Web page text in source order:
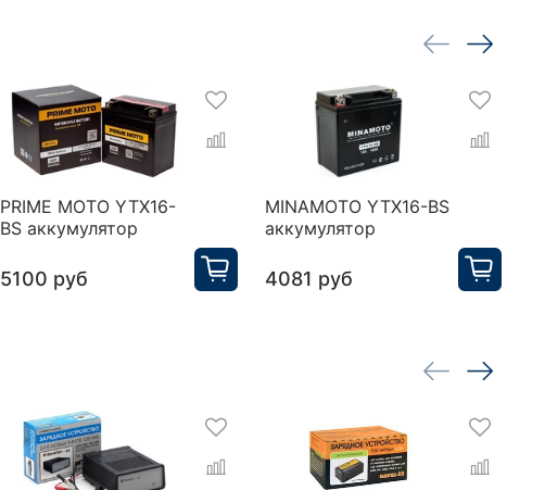
PRIME MOTO YTX16-
BS аккумулятор
5100 руб
MINAMOTO YTX16-BS
аккумулятор
4081 руб